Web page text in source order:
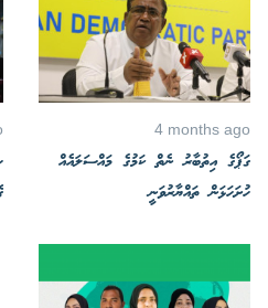
4 months ago
ގަޕޯގެ އިތުބާރު ނެތް ކަމުގެ މައްސަލައެއް
ހުށަހަޅަން ތައްޔާރުވަނީ